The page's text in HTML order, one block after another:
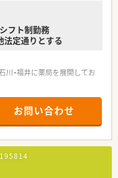
フト制勤務
法定通りとする
川・福井に薬局を展開してお
ステムネットワークのグル
ども薬剤師体験・栄養相談を
多職種間で情報を共有をし、
お問い合わせ
195814